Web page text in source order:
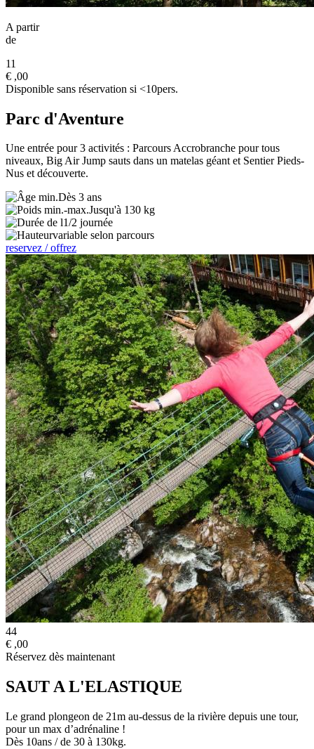
A partir
de
11
€ ,00
Disponible sans réservation si <10pers.
Parc d'Aventure
Une entrée pour 3 activités : Parcours Accrobranche pour tous
niveaux, Big Air Jump sauts dans un matelas géant et Sentier Pieds-
Nus et découverte.
Dès 3 ans
Jusqu'à 130 kg
1/2 journée
variable selon parcours
reservez / offrez
44
€ ,00
Réservez dès maintenant
SAUT A L'ELASTIQUE
Le grand plongeon de 21m au-dessus de la rivière depuis une tour,
pour un max d’adrénaline !
Dès 10ans / de 30 à 130kg.